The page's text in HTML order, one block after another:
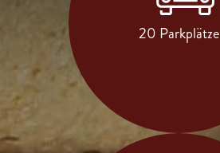
20 Parkplätze